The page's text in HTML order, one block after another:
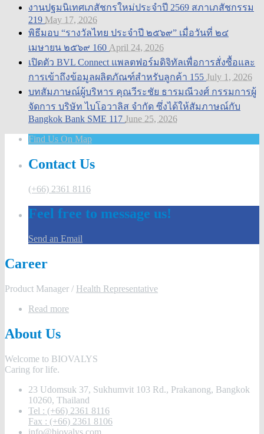
งานปฐมนิเทศเภสัชกรใหม่ประจำปี 2569 สภาเภสัชกรรม
219 May 17, 2026
พิธีมอบ “รางวัลไทย ประจำปี ๒๕๖๙” เมื่อวันที่ ๒๔
เมษายน ๒๕๖๙ 160 April 24, 2026
เปิดตัว BVL Connect แพลตฟอร์มดิจิทัลเพื่อการสั่งซื้อและ
การเข้าถึงข้อมูลผลิตภัณฑ์สำหรับลูกค้า 155 July 1, 2026
บทสัมภาษณ์ผู้บริหาร คุณวีระชัย ธารมณีวงศ์ กรรมการผู้
จัดการ บริษัท ไบโอวาลิส จำกัด ซึ่งได้ให้สัมภาษณ์กับ
Bangkok Bank SME 117 June 25, 2026
Find Us On Map
Contact Us
(+66) 2361 8116
Feel free to message us!
Send an Email
Career
Product Manager / Health Representative
Read more
About Us
Welcome to BIOVALYS
Caring for life.
23 Udomsuk 37, Sukhumvit 103 Rd., Prakanong, Bangkok
10260, Thailand
Tel : (+66) 2361 8116
Fax : (+66) 2361 8106
info@biovalys.com